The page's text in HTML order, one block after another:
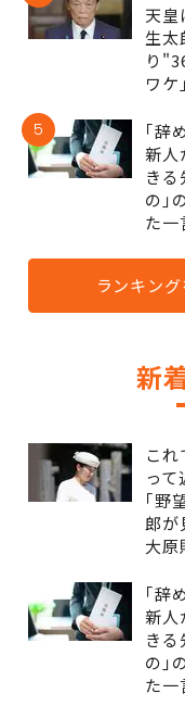
天
生太
り
ワケ｣
5
｢辞
新
き
の｣
た一
ランキン
新
こ
っ
｢野
郎が
大原
｢辞
新人
き
の｣
た一